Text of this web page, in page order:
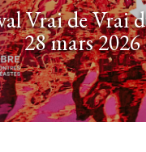
Vrai de Vrai
28 mars 2026